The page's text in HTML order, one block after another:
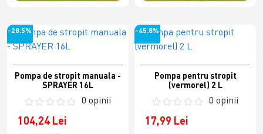
-28.5%
Pompa de stropit manuala -
SPRAYER 16L
0 opinii
104,24 Lei
-45.8%
Pompa pentru stropit
(vermorel) 2 L
0 opinii
17,99 Lei